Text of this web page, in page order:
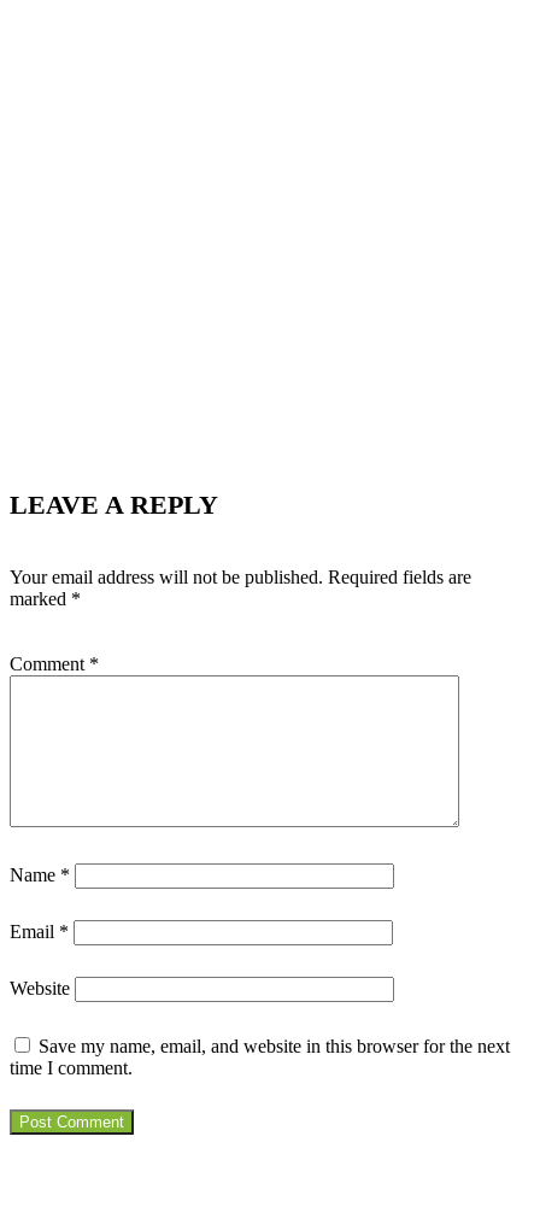
LEAVE A REPLY
Your email address will not be published. Required fields are
marked *
Comment *
Name *
Email *
Website
Save my name, email, and website in this browser for the next
time I comment.